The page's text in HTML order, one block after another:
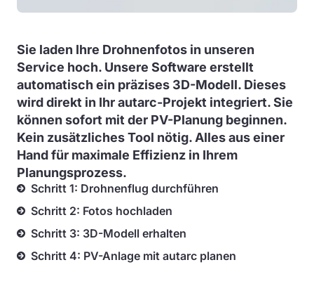
Sie laden Ihre Drohnenfotos in unseren
Service hoch. Unsere Software erstellt
automatisch ein präzises 3D-Modell. Dieses
wird direkt in Ihr autarc-Projekt integriert. Sie
können sofort mit der PV-Planung beginnen.
Kein zusätzliches Tool nötig. Alles aus einer
Hand für maximale Effizienz in Ihrem
Planungsprozess.
Schritt 1: Drohnenflug durchführen
Schritt 2: Fotos hochladen
Schritt 3: 3D-Modell erhalten
Schritt 4: PV-Anlage mit autarc planen